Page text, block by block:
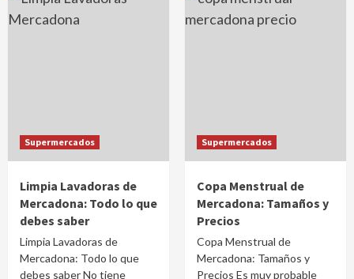
Supermercados
Limpia Lavadoras de
Mercadona: Todo lo que
debes saber
Limpia Lavadoras de
Mercadona: Todo lo que
debes saber No tiene
Supermercados
Copa Menstrual de
Mercadona: Tamaños y
Precios
Copa Menstrual de
Mercadona: Tamaños y
Precios Es muy probable